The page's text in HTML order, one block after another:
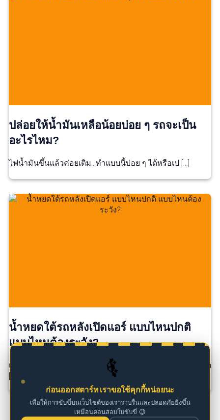
🚗
ก่อนออกสตาร์ท เราขอใช้คุกกี้หน่อยนะ
เพื่อให้การขับขี่บนเว็บไซต์ของเราราบรื่นและปลอดภัยยิ่งขึ้น
เหมือนตอนสอบใบขับขี่ 😉
ปล่อยให้น้ำมันเหลือน้อยบ่อย ๆ รถจะเป็น
อะไรไหม?
ไฟน้ำมันขึ้นแล้วค่อยเติม…ทำแบบนี้บ่อย ๆ ได้หรือเป […]
น้ำหยดใต้รถหลังเปิดแอร์ แบบไหนปกติ
แบบไหนต้องระวัง?
เคยไหม? จอดรถหลังขับเสร็จ แล้วสังเกตเห็น มีน้ำหยดอยู่ใต